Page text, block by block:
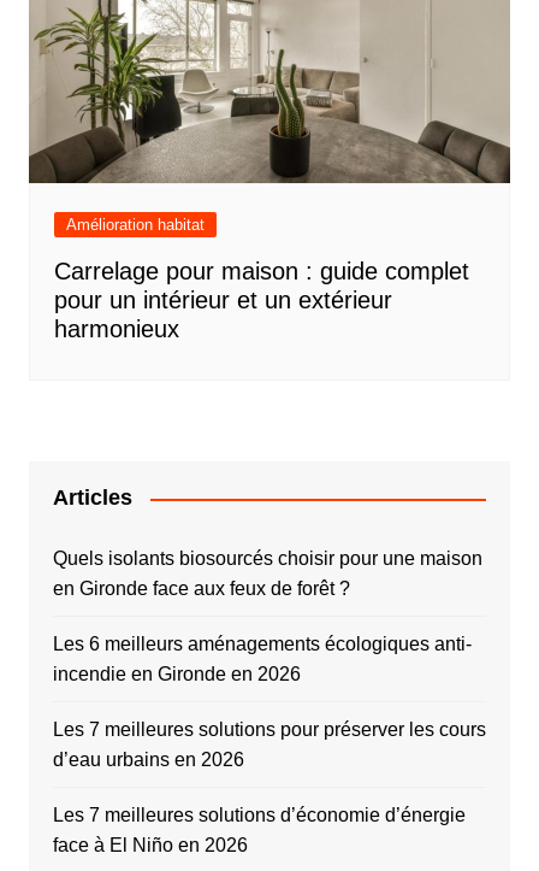
Amélioration habitat
Carrelage pour maison : guide complet
pour un intérieur et un extérieur
harmonieux
Articles
Quels isolants biosourcés choisir pour une maison
en Gironde face aux feux de forêt ?
Les 6 meilleurs aménagements écologiques anti-
incendie en Gironde en 2026
Les 7 meilleures solutions pour préserver les cours
d’eau urbains en 2026
Les 7 meilleures solutions d’économie d’énergie
face à El Niño en 2026